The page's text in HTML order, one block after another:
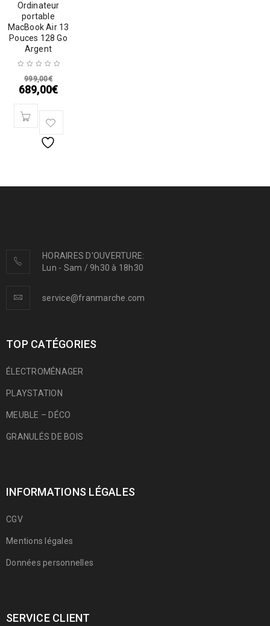
Ordinateur
portable
MacBook Air 13
Pouces 128 Go
Argent
999,00€
689,00€
HORAIRES D'OUVERTURE:
Lun - Sam / 9h30 à 18h30
service@franmarche.com
TOP CATÉGORIES
ÉLECTROMÉNAGER
PLAYSTATION
MEUBLE – DÉCO
GRANULÉS DE BOIS
INFORMATIONS LÉGALES
CGV
Mentions légales
Données personnelles
SERVICE CLIENT